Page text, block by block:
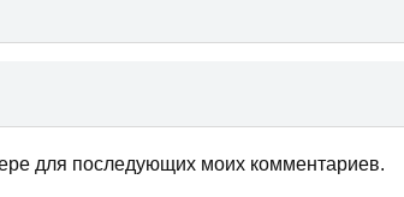
для последующих моих комментариев.